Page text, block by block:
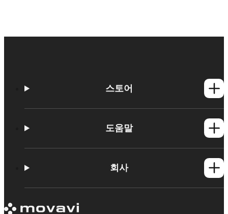
스토어
Mac 제품
도움말
학습 포털
체험판 제한 사항
회사
후기